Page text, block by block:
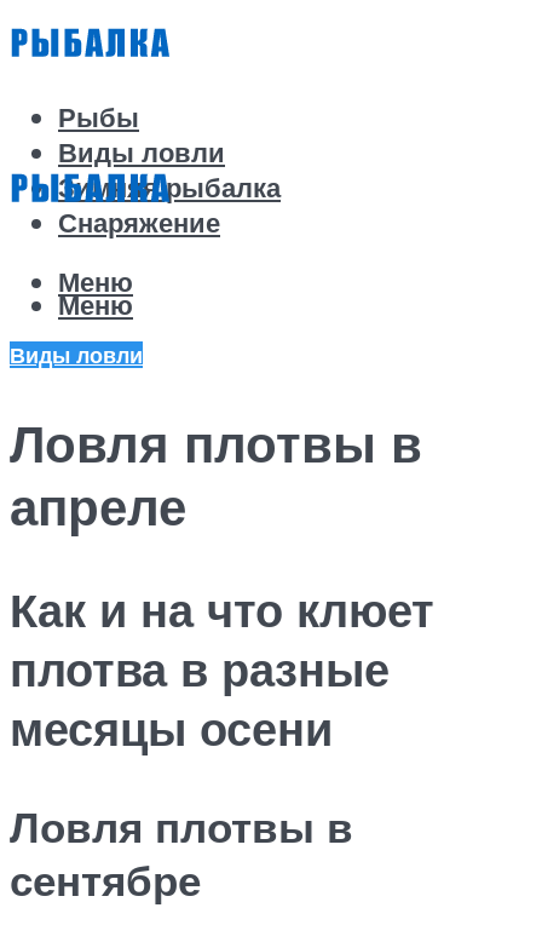
Рыбы
Виды ловли
Зимняя рыбалка
Снаряжение
Меню
Меню
Виды ловли
Ловля плотвы в
апреле
Как и на что клюет
плотва в разные
месяцы осени
Ловля плотвы в
сентябре